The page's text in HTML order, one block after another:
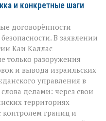
и конкретные шаги
договорённости
В заявлении
Каи Каллас
только разоружения
и вывода израильских
управления в
делами: через свои
территориях
контролем границ и